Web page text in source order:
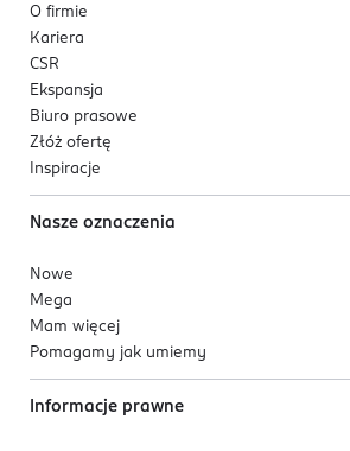
O firmie
Kariera
CSR
Ekspansja
Biuro prasowe
Złóż ofertę
Inspiracje
Nasze oznaczenia
Nowe
Mega
Mam więcej
Pomagamy jak umiemy
Informacje prawne